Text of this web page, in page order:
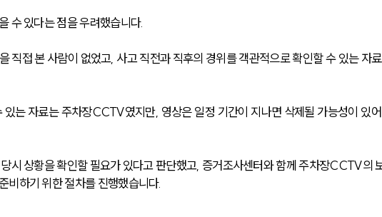
수 있다는 점을 우려했습니다.
직접 본 사람이 없었고, 사고 직전과 직후의 경위를 객관적으로 확인할 수 있는 자
있는 자료는 주차장CCTV였지만, 영상은 일정 기간이 지나면 삭제될 가능성이 있
시 상황을 확인할 필요가 있다고 판단했고, 증거조사센터와 함께 주차장CCTV의
비하기 위한 절차를 진행했습니다.